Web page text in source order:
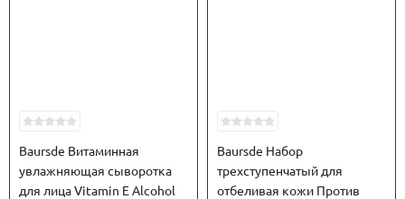
Baursde Витаминная
увлажняющая сыворотка
для лица Vitamin E Alcohol
Baursde Набор
трехступенчатый для
отбеливая кожи Против